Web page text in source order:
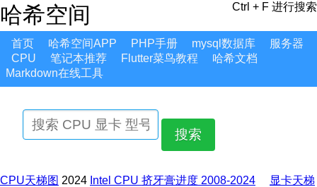
哈希空间 Ctrl + F 进行搜索
首页 哈希空间APP PHP手册 mysql数据库
服务器
CPU
笔记本推荐 Flutter菜鸟教程
哈希文档
Markdown在线工具
搜索
CPU天梯图 2024 Intel CPU 挤牙膏进度 2008-2024
显卡天梯